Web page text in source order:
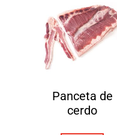
Panceta de
cerdo